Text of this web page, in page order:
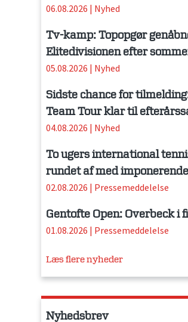
06.08.2026 | Nyhed
Tv-kamp: Topopgør
Elitedivisionen efter
05.08.2026 | Nyhed
Sidste chance for
Team Tour klar til
04.08.2026 | Nyhed
To ugers international
rundet af med
02.08.2026 | Pressemeddelelse
Gentofte Open: Overbeck i
01.08.2026 | Pressemeddelelse
Læs flere nyheder
Nyhedsbrev